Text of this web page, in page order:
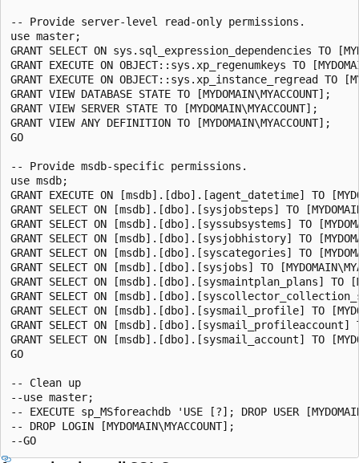
-- Provide server-level read-only permissions.
use master;
GRANT SELECT ON sys.sql_expression_dependencies TO
GRANT EXECUTE ON OBJECT::sys.xp_regenumkeys TO
GRANT EXECUTE ON OBJECT::sys.xp_instance_regread TO
GRANT VIEW DATABASE STATE TO [MYDOMAIN\MYACCOUNT];
GRANT VIEW SERVER STATE TO [MYDOMAIN\MYACCOUNT];
GRANT VIEW ANY DEFINITION TO [MYDOMAIN\MYACCOUNT];
GO
-- Provide msdb-specific permissions.
use msdb;
GRANT EXECUTE ON [msdb].[dbo].[agent_datetime] TO
GRANT SELECT ON [msdb].[dbo].[sysjobsteps] TO
GRANT SELECT ON [msdb].[dbo].[syssubsystems] TO
GRANT SELECT ON [msdb].[dbo].[sysjobhistory] TO
GRANT SELECT ON [msdb].[dbo].[syscategories] TO
GRANT SELECT ON [msdb].[dbo].[sysjobs] TO
GRANT SELECT ON [msdb].[dbo].[sysmaintplan_plans] TO
GRANT SELECT ON
GRANT SELECT ON [msdb].[dbo].[sysmail_profile] TO
GRANT SELECT ON [msdb].[dbo].[sysmail_profileaccount] TO
GRANT SELECT ON [msdb].[dbo].[sysmail_account] TO
GO
-- Clean up
--use master;
-- EXECUTE sp_MSforeachdb 'USE [?]; DROP USER
-- DROP LOGIN [MYDOMAIN\MYACCOUNT];